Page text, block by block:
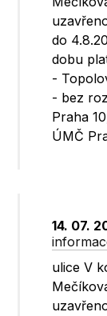
do
dobu
-
- bez
Praha
ÚMČ
14. 07.
ulice V